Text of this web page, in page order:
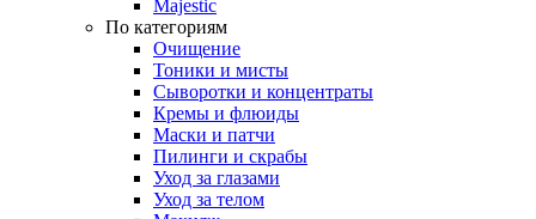
Majestic
По категориям
Очищение
Тоники и мисты
Сыворотки и концентраты
Кремы и флюиды
Маски и патчи
Пилинги и скрабы
Уход за глазами
Уход за телом